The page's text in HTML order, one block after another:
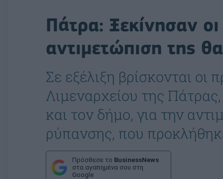
Πάτρα: Ξεκίνησαν
αντιμετώπιση της
Σε εξέλιξη βρίσκονται οι
Λιμεναρχείου της
και τον δήμο, για την
ρύπανσης, που
Πρόσθεσε το BusinessNews
στα αγαπημένα σου στη
Google